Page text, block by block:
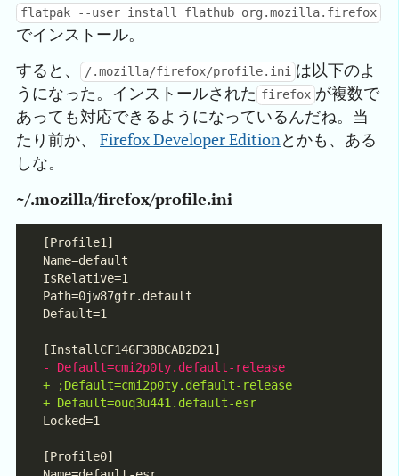
flatpak --user install flathub org.mozilla.firefox
でインストール。
すると、
/.mozilla/firefox/profile.ini は以下のよ
うになった。インストールされた firefox が複数で
あっても対応できるようになっているんだね。当
たり前か、 Firefox Developer Editionとかも、ある
しな。
~/.mozilla/firefox/profile.ini